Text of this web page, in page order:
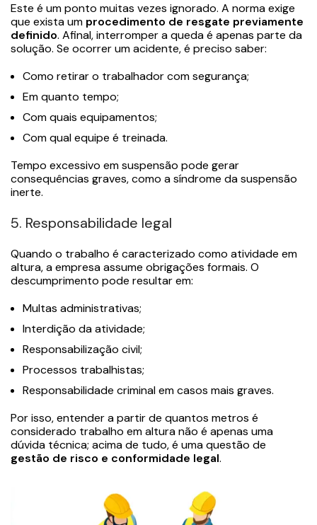
Este é um ponto muitas vezes ignorado. A norma exige
que exista um procedimento de resgate previamente
definido. Afinal, interromper a queda é apenas parte da
solução. Se ocorrer um acidente, é preciso saber:
Como retirar o trabalhador com segurança;
Em quanto tempo;
Com quais equipamentos;
Com qual equipe é treinada.
Tempo excessivo em suspensão pode gerar
consequências graves, como a síndrome da suspensão
inerte.
5. Responsabilidade legal
Quando o trabalho é caracterizado como atividade em
altura, a empresa assume obrigações formais. O
descumprimento pode resultar em:
Multas administrativas;
Interdição da atividade;
Responsabilização civil;
Processos trabalhistas;
Responsabilidade criminal em casos mais graves.
Por isso, entender a partir de quantos metros é
considerado trabalho em altura não é apenas uma
dúvida técnica; acima de tudo, é uma questão de
gestão de risco e conformidade legal.